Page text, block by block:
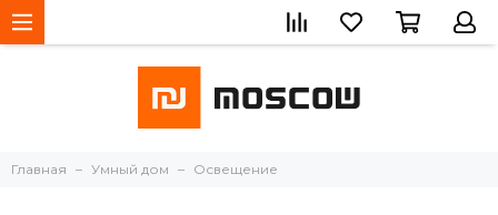
Главная Умный дом Освещение